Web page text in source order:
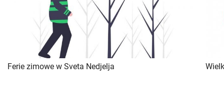
Ferie zimowe w Sveta Nedjelja